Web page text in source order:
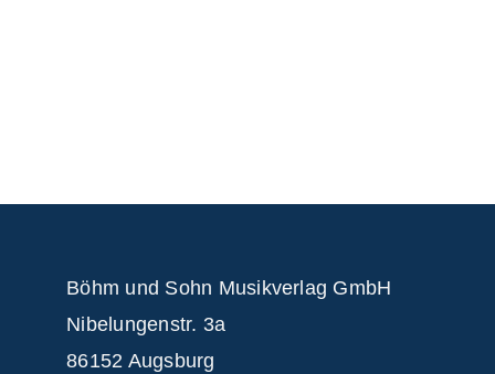
Böhm und Sohn Musikverlag GmbH
Nibelungenstr. 3a
86152 Augsburg